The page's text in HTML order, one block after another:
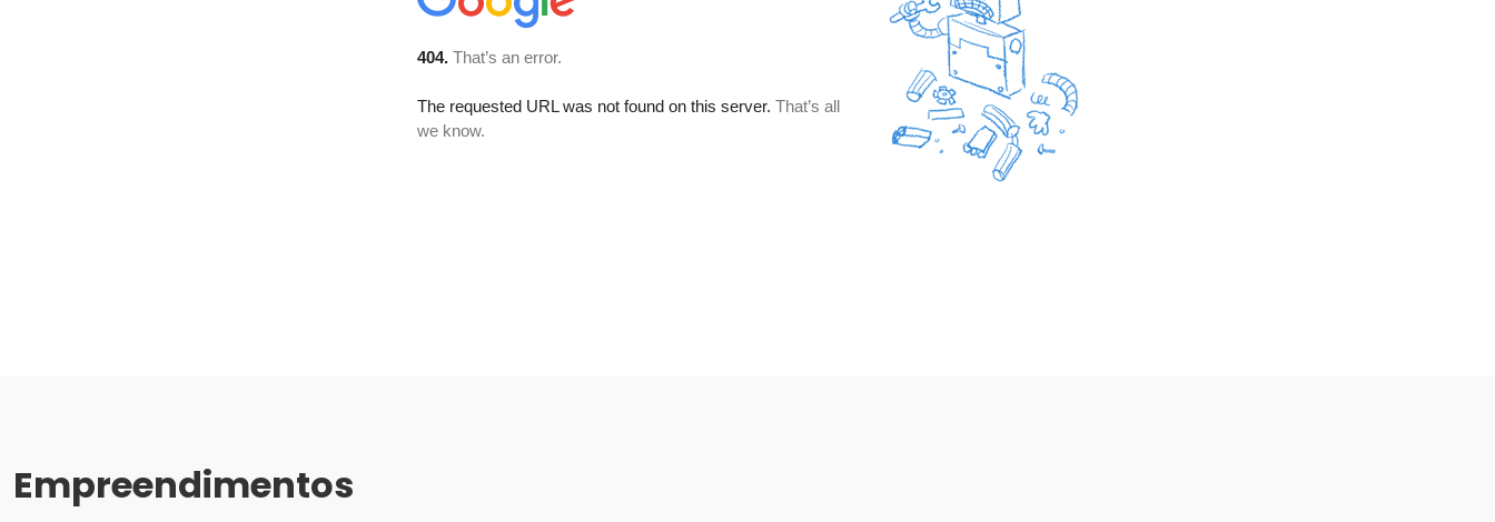
Empreendimentos